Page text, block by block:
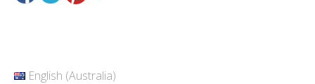
English (Australia)